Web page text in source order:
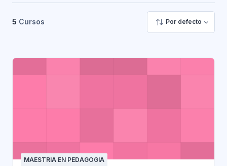
5 Cursos Por defecto
MAESTRIA EN PEDAGOGIA